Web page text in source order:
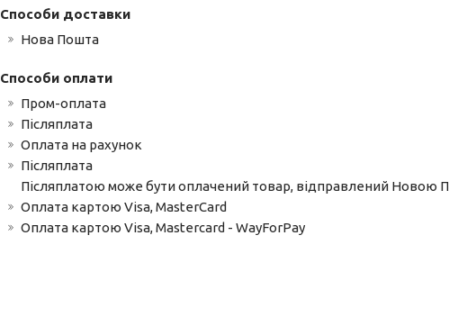
Способи доставки
Нова Пошта
Способи оплати
Пром-оплата
Післяплата
Оплата на рахунок
Післяплата
Післяплатою може бути оплачений товар, відправлений Новою
Оплата картою Visa, MasterCard
Оплата картою Visa, Mastercard - WayForPay